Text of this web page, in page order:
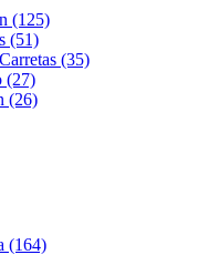
(125)
(51)
(35)
(27)
(26)
(164)